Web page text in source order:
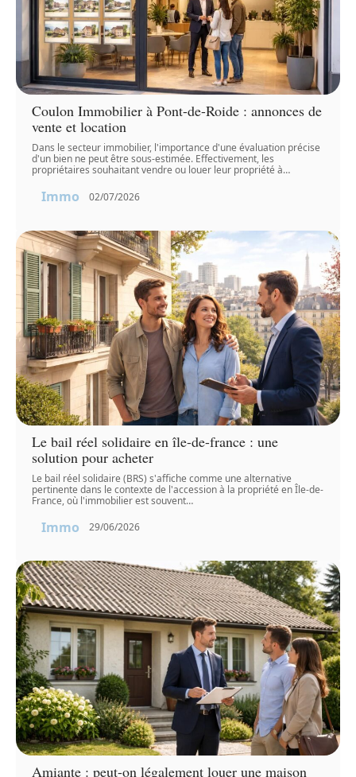
Coulon Immobilier à Pont-de-Roide : annonces de
vente et location
Dans le secteur immobilier, l'importance d'une évaluation précise
d'un bien ne peut être sous-estimée. Effectivement, les
propriétaires souhaitant vendre ou louer leur propriété à…
Immo 02/07/2026
Le bail réel solidaire en île-de-france : une
solution pour acheter
Le bail réel solidaire (BRS) s'affiche comme une alternative
pertinente dans le contexte de l'accession à la propriété en Île-de-
France, où l'immobilier est souvent…
Immo 29/06/2026
Amiante : peut-on légalement louer une maison